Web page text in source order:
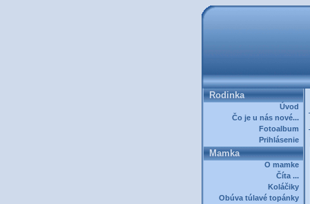
Rodinka
Úvod
Čo je u nás nové...
Fotoalbum
Prihlásenie
Mamka
O mamke
Číta ...
Koláčiky
Obúva túlavé topánky